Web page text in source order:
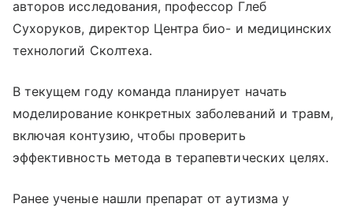
авторов исследования, профессор Глеб
Сухоруков, директор Центра био- и медицинских
технологий Сколтеха.
В текущем году команда планирует начать
моделирование конкретных заболеваний и травм,
включая контузию, чтобы проверить
эффективность метода в терапевтических целях.
Ранее ученые нашли препарат от аутизма у